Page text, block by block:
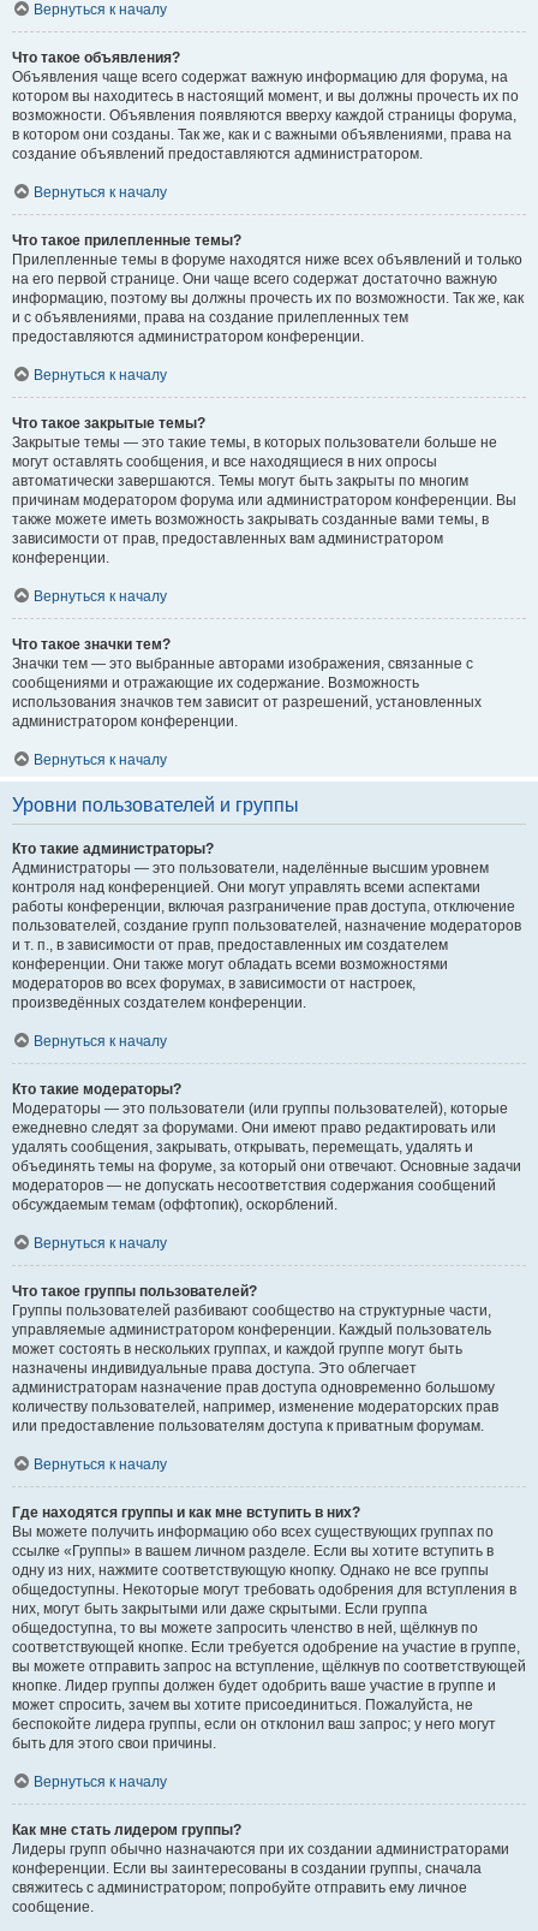
Вернуться к началу
Что такое объявления?
Объявления чаще всего содержат важную информацию для форума, на
котором вы находитесь в настоящий момент, и вы должны прочесть их по
возможности. Объявления появляются вверху каждой страницы форума,
в котором они созданы. Так же, как и с важными объявлениями, права на
создание объявлений предоставляются администратором.
Вернуться к началу
Что такое прилепленные темы?
Прилепленные темы в форуме находятся ниже всех объявлений и только
на его первой странице. Они чаще всего содержат достаточно важную
информацию, поэтому вы должны прочесть их по возможности. Так же, как
и с объявлениями, права на создание прилепленных тем
предоставляются администратором конференции.
Вернуться к началу
Что такое закрытые темы?
Закрытые темы — это такие темы, в которых пользователи больше не
могут оставлять сообщения, и все находящиеся в них опросы
автоматически завершаются. Темы могут быть закрыты по многим
причинам модератором форума или администратором конференции. Вы
также можете иметь возможность закрывать созданные вами темы, в
зависимости от прав, предоставленных вам администратором
конференции.
Вернуться к началу
Что такое значки тем?
Значки тем — это выбранные авторами изображения, связанные с
сообщениями и отражающие их содержание. Возможность
использования значков тем зависит от разрешений, установленных
администратором конференции.
Вернуться к началу
Уровни пользователей и группы
Кто такие администраторы?
Администраторы — это пользователи, наделённые высшим уровнем
контроля над конференцией. Они могут управлять всеми аспектами
работы конференции, включая разграничение прав доступа, отключение
пользователей, создание групп пользователей, назначение модераторов
и т. п., в зависимости от прав, предоставленных им создателем
конференции. Они также могут обладать всеми возможностями
модераторов во всех форумах, в зависимости от настроек,
произведённых создателем конференции.
Вернуться к началу
Кто такие модераторы?
Модераторы — это пользователи (или группы пользователей), которые
ежедневно следят за форумами. Они имеют право редактировать или
удалять сообщения, закрывать, открывать, перемещать, удалять и
объединять темы на форуме, за который они отвечают. Основные задачи
модераторов — не допускать несоответствия содержания сообщений
обсуждаемым темам (оффтопик), оскорблений.
Вернуться к началу
Что такое группы пользователей?
Группы пользователей разбивают сообщество на структурные части,
управляемые администратором конференции. Каждый пользователь
может состоять в нескольких группах, и каждой группе могут быть
назначены индивидуальные права доступа. Это облегчает
администраторам назначение прав доступа одновременно большому
количеству пользователей, например, изменение модераторских прав
или предоставление пользователям доступа к приватным форумам.
Вернуться к началу
Где находятся группы и как мне вступить в них?
Вы можете получить информацию обо всех существующих группах по
ссылке «Группы» в вашем личном разделе. Если вы хотите вступить в
одну из них, нажмите соответствующую кнопку. Однако не все группы
общедоступны. Некоторые могут требовать одобрения для вступления в
них, могут быть закрытыми или даже скрытыми. Если группа
общедоступна, то вы можете запросить членство в ней, щёлкнув по
соответствующей кнопке. Если требуется одобрение на участие в группе,
вы можете отправить запрос на вступление, щёлкнув по соответствующей
кнопке. Лидер группы должен будет одобрить ваше участие в группе и
может спросить, зачем вы хотите присоединиться. Пожалуйста, не
беспокойте лидера группы, если он отклонил ваш запрос; у него могут
быть для этого свои причины.
Вернуться к началу
Как мне стать лидером группы?
Лидеры групп обычно назначаются при их создании администраторами
конференции. Если вы заинтересованы в создании группы, сначала
свяжитесь с администратором; попробуйте отправить ему личное
сообщение.